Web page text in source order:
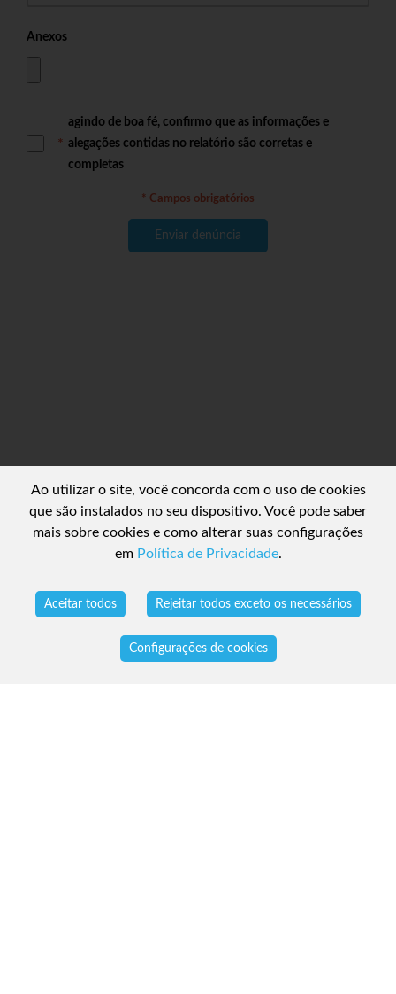
Anexos
agindo de boa fé, confirmo que as informações e
alegações contidas no relatório são corretas e
completas
* Campos obrigatórios
Enviar denúncia
Ao utilizar o site, você concorda com o uso de cookies
que são instalados no seu dispositivo. Você pode saber
mais sobre cookies e como alterar suas configurações
em Política de Privacidade.
Aceitar todos Rejeitar todos exceto os necessários
Configurações de cookies